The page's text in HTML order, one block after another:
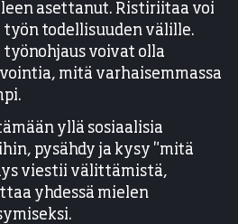
asettanut. Ristiriitaa voi
työn todellisuuden välille.
voivat olla
mitä varhaisemmassa
yllä sosiaalisia
pysähdy ja kysy "mitä
viestii välittämistä,
yhdessä mielen